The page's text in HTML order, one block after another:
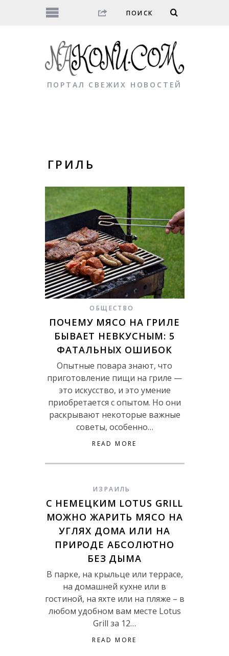
ПОРТАЛ СВЕЖИХ НОВОСТЕЙ
ГРИЛЬ
ОБЩЕСТВО
ПОЧЕМУ МЯСО НА ГРИЛЕ
БЫВАЕТ НЕВКУСНЫМ: 5
ФАТАЛЬНЫХ ОШИБОК
Опытные повара знают, что
приготовление пищи на гриле —
это искусство, и это умение
приобретается с опытом. Но они
раскрывают некоторые важные
советы, особенно…
READ MORE
ИЗРАИЛЬ
С НЕМЕЦКИМ LOTUS GRILL
МОЖНО ЖАРИТЬ МЯСО НА
УГЛЯХ ДОМА ИЛИ НА
ПРИРОДЕ АБСОЛЮТНО
БЕЗ ДЫМА
В парке, на крыльце или террасе,
на домашней кухне или в
гостиной, на яхте или на пляже – в
любом удобном вам месте Lotus
Grill за 12…
READ MORE